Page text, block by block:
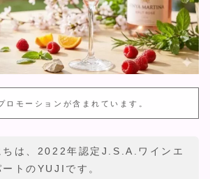
ロモーションが含まれています。
ちは、2022年認定J.S.A.ワインエ
ートのYUJIです。